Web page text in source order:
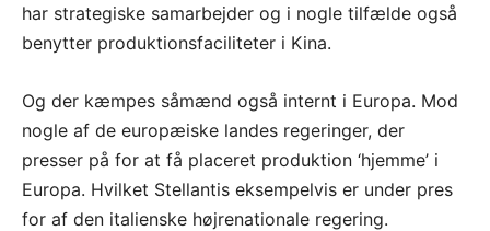
har strategiske samarbejder og i nogle tilfælde også
benytter produktionsfaciliteter i Kina.
Og der kæmpes såmænd også internt i Europa. Mod
nogle af de europæiske landes regeringer, der
presser på for at få placeret produktion ‘hjemme’ i
Europa. Hvilket Stellantis eksempelvis er under pres
for af den italienske højrenationale regering.